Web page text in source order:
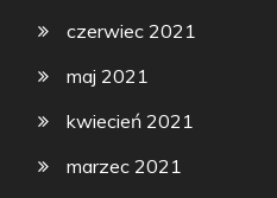
czerwiec 2021
maj 2021
kwiecień 2021
marzec 2021